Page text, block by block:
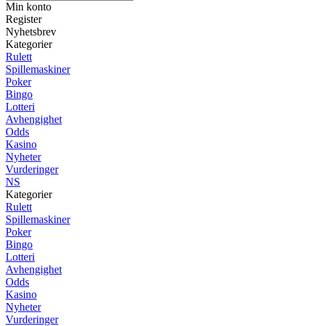
Min konto
Register
Nyhetsbrev
Kategorier
Rulett
Spillemaskiner
Poker
Bingo
Lotteri
Avhengighet
Odds
Kasino
Nyheter
Vurderinger
NS
Kategorier
Rulett
Spillemaskiner
Poker
Bingo
Lotteri
Avhengighet
Odds
Kasino
Nyheter
Vurderinger